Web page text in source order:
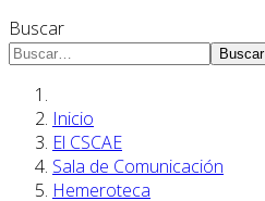
Buscar
Buscar
Inicio
El CSCAE
Sala de Comunicación
Hemeroteca